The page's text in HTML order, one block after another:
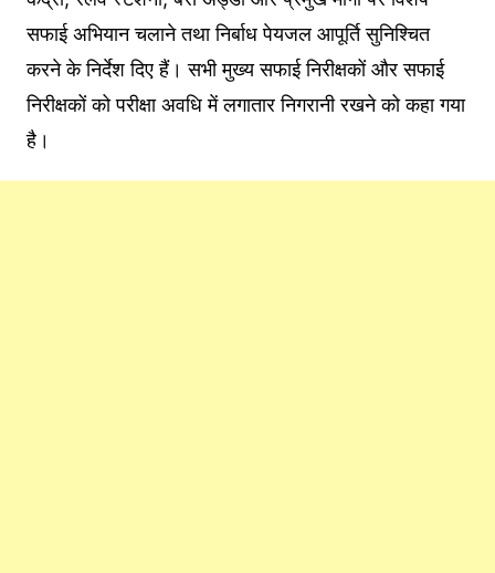
सफाई अभियान चलाने तथा निर्बाध पेयजल आपूर्ति सुनिश्चित
करने के निर्देश दिए हैं। सभी मुख्य सफाई निरीक्षकों और सफाई
निरीक्षकों को परीक्षा अवधि में लगातार निगरानी रखने को कहा गया
है।